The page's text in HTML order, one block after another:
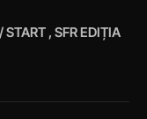
, SFR EDIȚIA